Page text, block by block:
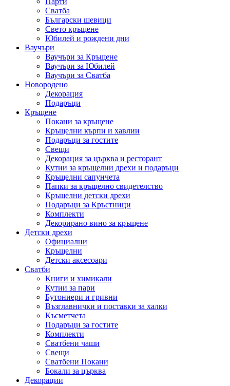
Сватба
Български шевици
Свето кръщене
Юбилей и рождени дни
Ваучъри
Ваучъри за Кръщене
Ваучъри за Юбилей
Ваучъри за Сватба
Новородено
Декорация
Подаръци
Кръщене
Покани за кръщене
Кръщелни кърпи и хавлии
Подаръци за гостите
Свещи
Декорация за църква и ресторант
Кутии за кръщелни дрехи и подаръци
Кръщелни сапунчета
Папки за кръщелно свидетелство
Кръщелни детски дрехи
Подаръци за Кръстници
Комплекти
Декорирано вино за кръщене
Детски дрехи
Официални
Кръщелни
Детски аксесоари
Сватби
Книги и химикали
Кутии за пари
Бутониери и гривни
Възглавнички и поставки за халки
Късметчета
Подаръци за гостите
Комплекти
Сватбени чаши
Свещи
Сватбени Покани
Бокали за църква
Декорации